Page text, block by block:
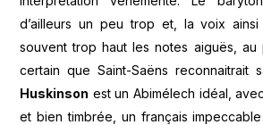
d’ailleurs un peu trop et, la voix
souvent trop haut les notes aiguës, au
certain que Saint-Saëns reconnaitrait
Huskinson est un Abimélech idéal,
et bien timbrée, un français